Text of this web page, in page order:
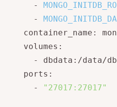
      -
      -
container_name:
    volumes:
      - dbdata:/data/db
    ports:
      -
"27017:27017"